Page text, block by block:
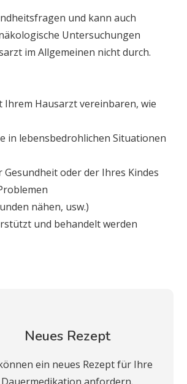
de zomer door
und kann auch
Untersuchungen
im Allgemeinen nicht durch.
Ihrem Hausarzt vereinbaren, wie
in lebensbedrohlichen Situationen
oder der Ihres Kindes
nähen, usw.)
und behandelt werden
Neues Rezept
ein neues Rezept für Ihre